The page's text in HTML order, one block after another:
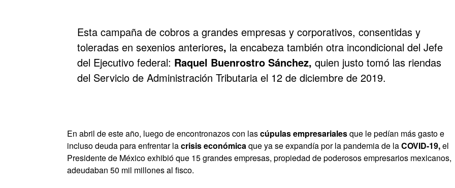
Esta campaña de cobros a grandes empresas y corporativos, consentidas y
toleradas en sexenios anteriores, la encabeza también otra incondicional del Jefe
del Ejecutivo federal: Raquel Buenrostro Sánchez, quien justo tomó las riendas
del Servicio de Administración Tributaria el 12 de diciembre de 2019.
En abril de este año, luego de encontronazos con lascúpulas empresarialesque le pedían más gasto e
incluso deuda para enfrentar lacrisis económicaque ya se expandía por la pandemia de laCOVID-19,el
Presidente de México exhibió que 15 grandes empresas, propiedad de poderosos empresarios mexicanos,
adeudaban 50 mil millones al fisco.